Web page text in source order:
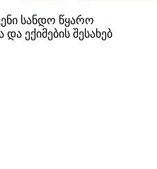
სანდო წყარო
და ექიმების შესახებ